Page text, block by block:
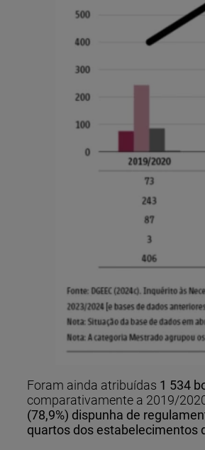
Foram ainda atribuídas 1 534
comparativamente a 2019/
(78,9%) dispunha de
quartos dos estabelecimentos